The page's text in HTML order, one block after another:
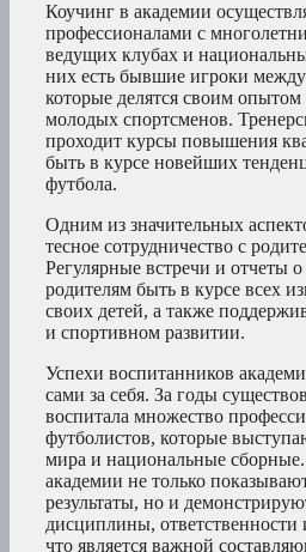
Коучинг в академии
профессионалами с
ведущих клубах и
них есть бывшие игроки
которые делятся своим
молодых спортсменов.
проходит курсы повышения
быть в курсе новейших
футбола.
Одним из значительных
тесное сотрудничество с
Регулярные встречи и отчеты
родителям быть в курсе всех
своих детей, а также
и спортивном развитии.
Успехи воспитанников
сами за себя. За годы
воспитала множество
футболистов, которые
мира и национальные
академии не только
результаты, но и
дисциплины, ответственности
что является важной